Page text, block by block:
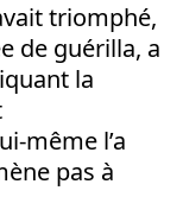
triomphé,
de guérilla, a
la
même l’a
pas à